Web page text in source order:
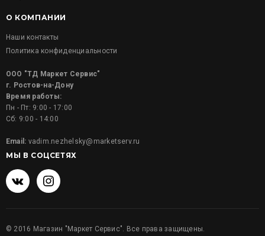
О КОМПАНИИ
Наши контакты
Политика конфиденциальности
ООО "ТД Маркет Сервис"
г. Ростов-на-Дону
Время работы:
Пн - Пт: 9:00 - 17:00
Сб: 9:00 - 14:00
Email: vadim.nezhelsky@marketserv.ru
МЫ В СОЦСЕТЯХ
© 2016 Магазин "Маркет Сервис". Все права защищены.